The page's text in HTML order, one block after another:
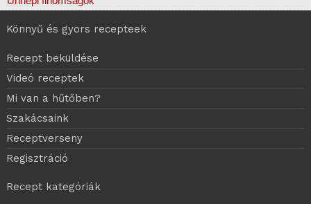
Könnyű és gyors recepteek
Recept beküldése
Videó receptek
Mi van a hűtőben?
Szakácsaink
Receptverseny
Regisztráció
Recept kategóriák